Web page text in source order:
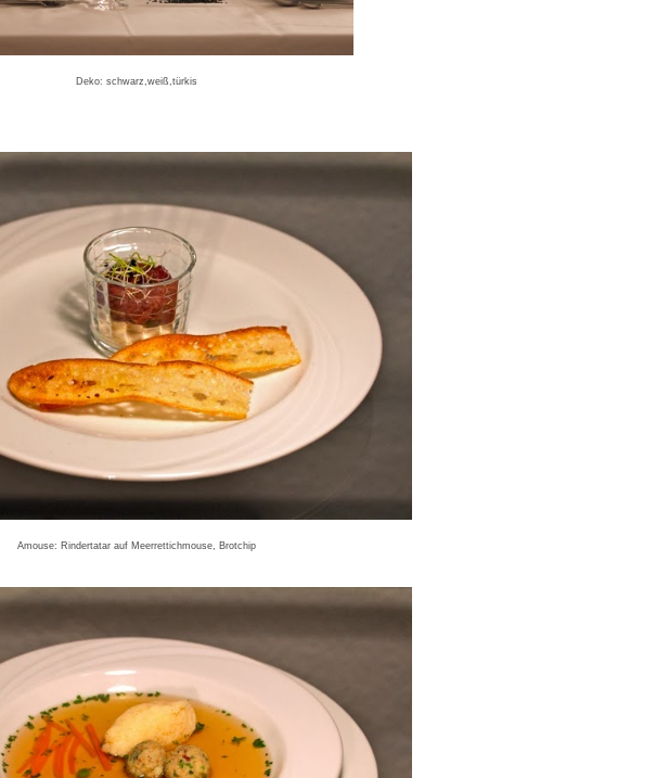
Deko: schwarz,weiß,türkis
Amouse: Rindertatar auf Meerrettichmouse, Brotchip